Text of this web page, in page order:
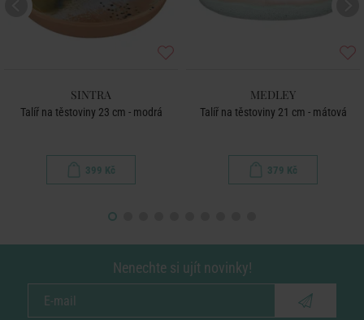
SINTRA
Talíř na těstoviny 23 cm - modrá
399 Kč
MEDLEY
Talíř na těstoviny 21 cm - mátová
379 Kč
Nenechte si ujít novinky!